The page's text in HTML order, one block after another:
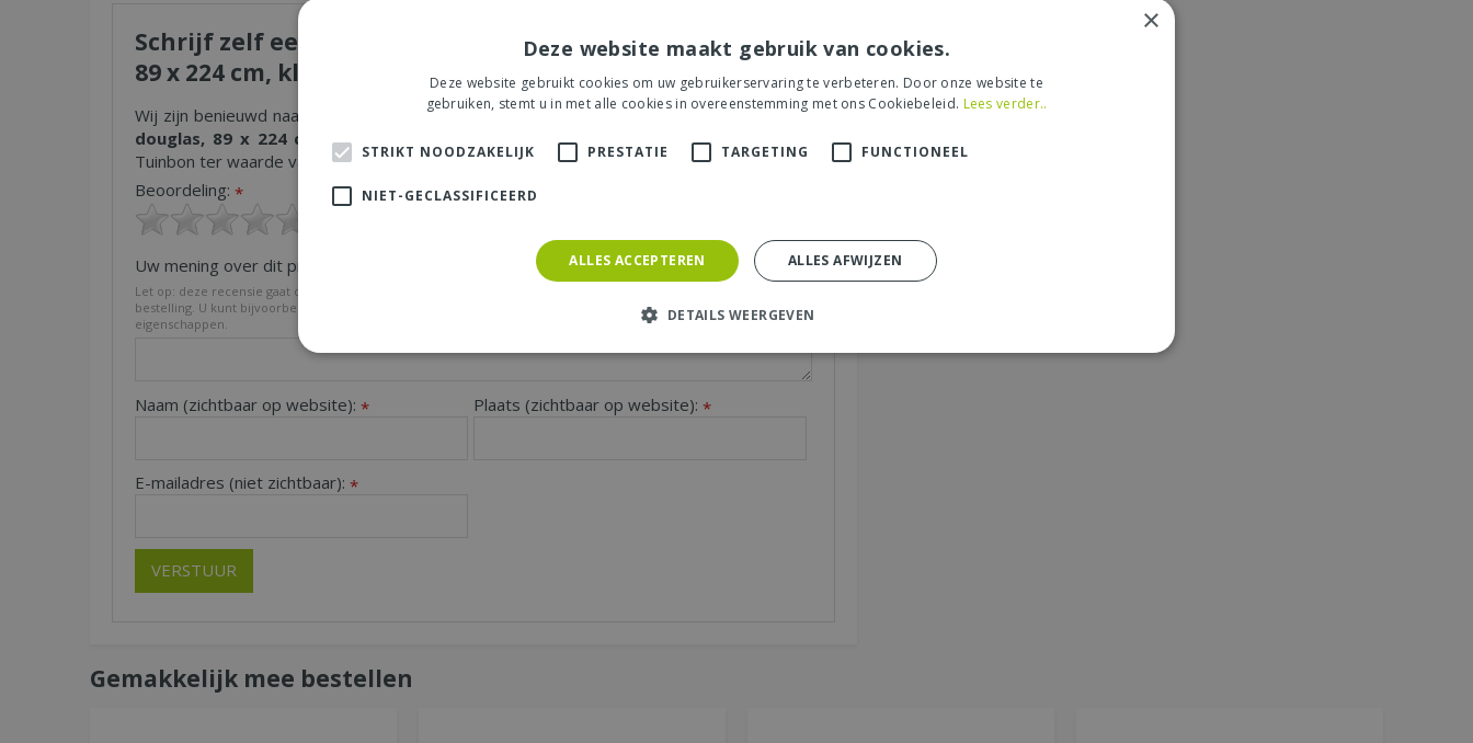
Schrijf zelf een recensie over "Shutterscherm douglas,
89 x 224 cm, kleurloos geïmpregneerd."
Wij zijn benieuwd naar uw mening! Schrijf een recensie over het artikel"Shutterscherm
douglas, 89 x 224 cm, kleurloos geïmpregneerd." en maak kans op een Nationale
Tuinbon ter waarde van € 25,- !
Beoordeling: *
Uw mening over dit product:
Let op: deze recensie gaat over het product en niet over ons tuincentrum, de service of levering van uw
bestelling. U kunt bijvoorbeeld in gaan op de kwaliteit van het product, de look & feel en belangrijke
eigenschappen.
Naam (zichtbaar op website): * Plaats (zichtbaar op website): *
E-mailadres (niet zichtbaar): *
Gemakkelijk mee bestellen
×
Deze website maakt gebruik van cookies.
Deze website gebruikt cookies om uw gebruikerservaring te verbeteren. Door onze website te
gebruiken, stemt u in met alle cookies in overeenstemming met ons Cookiebeleid. Lees verder..
STRIKT NOODZAKELIJK PRESTATIE TARGETING FUNCTIONEEL
NIET-GECLASSIFICEERD
ALLES ACCEPTEREN ALLES AFWIJZEN
DETAILS WEERGEVEN